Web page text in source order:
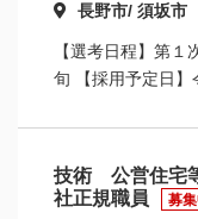
長野市/ 須坂市
【選考日程】第
旬 【採用予定日】
技術 公営住宅
社正規職員
募